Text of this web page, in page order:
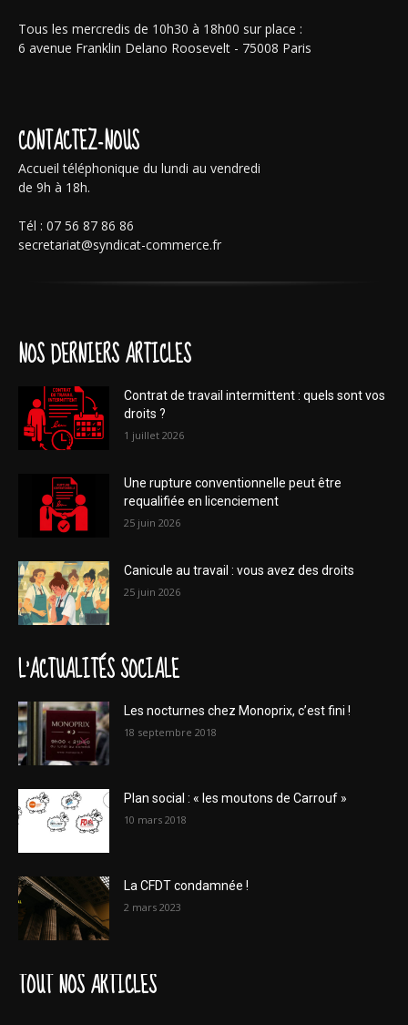
Tous les mercredis de 10h30 à 18h00 sur place :
6 avenue Franklin Delano Roosevelt - 75008 Paris
CONTACTEZ-NOUS
Accueil téléphonique du lundi au vendredi
de 9h à 18h.
Tél : 07 56 87 86 86
secretariat@syndicat-commerce.fr
NOS DERNIERS ARTICLES
Contrat de travail intermittent : quels sont vos
droits ?
1 juillet 2026
Une rupture conventionnelle peut être
requalifiée en licenciement
25 juin 2026
Canicule au travail : vous avez des droits
25 juin 2026
L'ACTUALITÉS SOCIALE
Les nocturnes chez Monoprix, c’est fini !
18 septembre 2018
Plan social : « les moutons de Carrouf »
10 mars 2018
La CFDT condamnée !
2 mars 2023
TOUT NOS ARTICLES